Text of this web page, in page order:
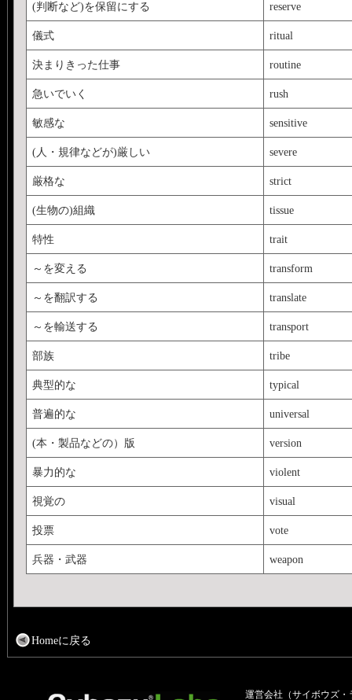
(判断など)を保留にする reserve
儀式 ritual
決まりきった仕事 routine
急いでいく rush
敏感な sensitive
(人・規律などが)厳しい severe
厳格な strict
(生物の)組織 tissue
特性 trait
～を変える transform
～を翻訳する translate
～を輸送する transport
部族 tribe
典型的な typical
普遍的な universal
(本・製品などの）版 version
暴力的な violent
視覚の visual
投票 vote
兵器・武器 weapon
Homeに戻る
運営会社（サイボウズ・